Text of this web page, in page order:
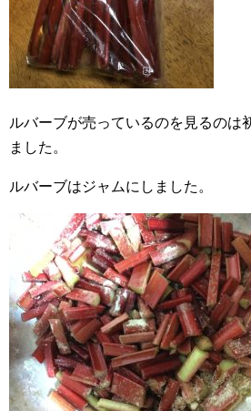
ルバーブが売っているのを見るのは
ました。
ルバーブはジャムにしました。